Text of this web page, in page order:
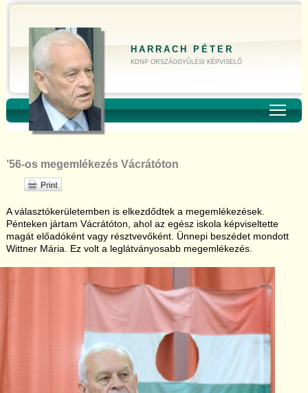
HARRACH PÉTER
KDNP ORSZÁGGYŰLÉSI KÉPVISELŐ
’56-os megemlékezés Vácrátóton
A választókerületemben is elkezdődtek a megemlékezések.
Pénteken jártam Vácrátóton, ahol az egész iskola képviseltette
magát előadóként vagy résztvevőként. Ünnepi beszédet mondott
Wittner Mária. Ez volt a leglátványosabb megemlékezés.